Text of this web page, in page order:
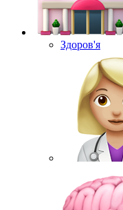
Здоров'я